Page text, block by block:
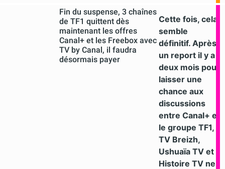
Fin du suspense, 3 chaînes
de TF1 quittent dès
maintenant les offres
Canal+ et les Freebox avec
TV by Canal, il faudra
désormais payer
Cette fois, cela
semble
définitif. Après
un report il y a
deux mois pour
laisser une
chance aux
discussions
entre Canal+ et
le groupe TF1,
TV Breizh,
Ushuaïa TV et
Histoire TV ne